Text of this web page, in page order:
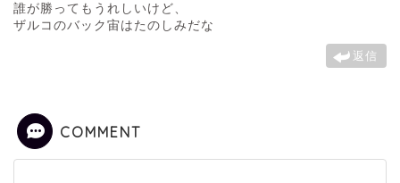
誰が勝ってもうれしいけど、
ザルコのバック宙はたのしみだな
返信
COMMENT